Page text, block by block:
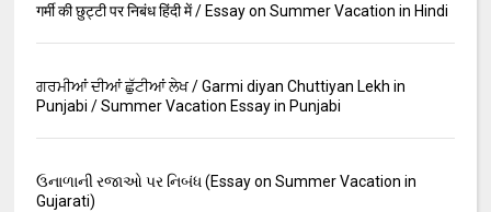
गर्मी की छुट्टी पर निबंध हिंदी में / Essay on Summer Vacation in Hindi
ਗਰਮੀਆਂ ਦੀਆਂ ਛੁੱਟੀਆਂ ਲੇਖ / Garmi diyan Chuttiyan Lekh in
Punjabi / Summer Vacation Essay in Punjabi
ઉનાળાની રજાઓ પર નિબંધ (Essay on Summer Vacation in
Gujarati)